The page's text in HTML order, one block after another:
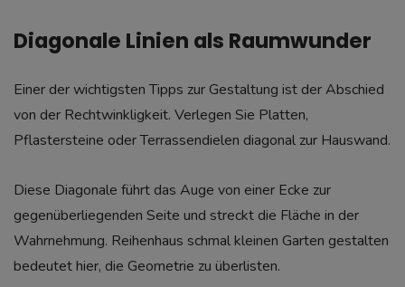
Diagonale Linien als Raumwunder
Einer der wichtigsten Tipps zur Gestaltung ist der Abschied
von der Rechtwinkligkeit. Verlegen Sie Platten,
Pflastersteine oder Terrassendielen diagonal zur Hauswand.
Diese Diagonale führt das Auge von einer Ecke zur
gegenüberliegenden Seite und streckt die Fläche in der
Wahrnehmung. Reihenhaus schmal kleinen Garten gestalten
bedeutet hier, die Geometrie zu überlisten.